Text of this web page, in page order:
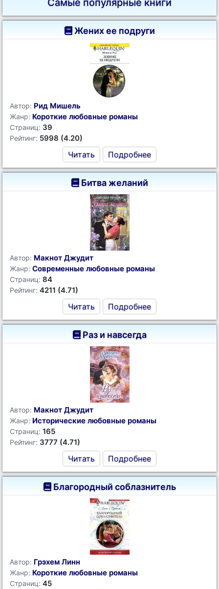
Самые популярные книги
Жених ее подруги
Автор: Рид Мишель
Жанр: Короткие любовные романы
Страниц: 39
Рейтинг: 5998 (4.20)
Читать Подробнее
Битва желаний
Автор: Макнот Джудит
Жанр: Современные любовные романы
Страниц: 84
Рейтинг: 4211 (4.71)
Читать Подробнее
Раз и навсегда
Автор: Макнот Джудит
Жанр: Исторические любовные романы
Страниц: 165
Рейтинг: 3777 (4.71)
Читать Подробнее
Благородный соблазнитель
Автор: Грэхем Линн
Жанр: Короткие любовные романы
Страниц: 45